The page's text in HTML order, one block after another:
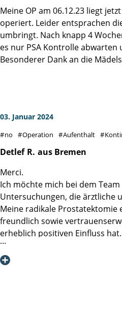
Meine OP am 06.12.23 liegt
operiert. Leider entsprachen
umbringt. Nach knapp 4
es nur PSA Kontrolle
Besonderer Dank an die
03. Januar 2024
no Operation Aufenthalt
Detlef R. aus Bremen
Merci.
Ich möchte mich bei dem
Untersuchungen, die ärztliche
Meine radikale Prostatektomie
freundlich sowie
erheblich positiven Einfluss
Eine Anschlussheilbehandlung
mindestens 95 % Gesundheit